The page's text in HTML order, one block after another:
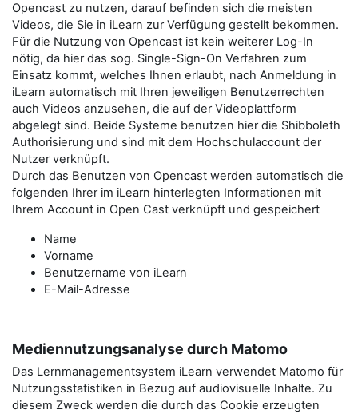
Opencast zu nutzen, darauf befinden sich die meisten
Videos, die Sie in iLearn zur Verfügung gestellt bekommen.
Für die Nutzung von Opencast ist kein weiterer Log-In
nötig, da hier das sog. Single-Sign-On Verfahren zum
Einsatz kommt, welches Ihnen erlaubt, nach Anmeldung in
iLearn automatisch mit Ihren jeweiligen Benutzerrechten
auch Videos anzusehen, die auf der Videoplattform
abgelegt sind. Beide Systeme benutzen hier die Shibboleth
Authorisierung und sind mit dem Hochschulaccount der
Nutzer verknüpft.
Durch das Benutzen von Opencast werden automatisch die
folgenden Ihrer im iLearn hinterlegten Informationen mit
Ihrem Account in Open Cast verknüpft und gespeichert
Name
Vorname
Benutzername von iLearn
E-Mail-Adresse
Mediennutzungsanalyse durch Matomo
Das Lernmanagementsystem iLearn verwendet Matomo für
Nutzungsstatistiken in Bezug auf audiovisuelle Inhalte. Zu
diesem Zweck werden die durch das Cookie erzeugten